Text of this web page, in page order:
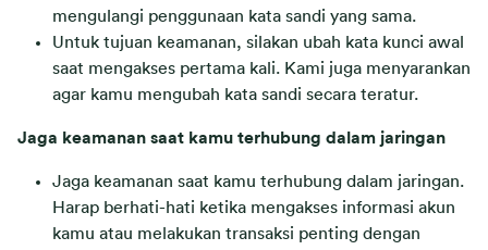
mengulangi penggunaan kata sandi yang sama.
Untuk tujuan keamanan, silakan ubah kata kunci awal
saat mengakses pertama kali. Kami juga menyarankan
agar kamu mengubah kata sandi secara teratur.
Jaga keamanan saat kamu terhubung dalam jaringan
Jaga keamanan saat kamu terhubung dalam jaringan.
Harap berhati-hati ketika mengakses informasi akun
kamu atau melakukan transaksi penting dengan